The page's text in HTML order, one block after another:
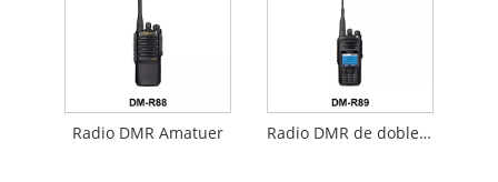
Radio DMR Amatuer Radio DMR de doble banda